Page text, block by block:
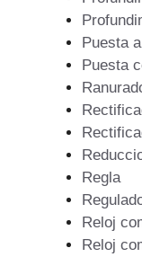
Puesta
Puesta
Regla
Reloj
Reloj